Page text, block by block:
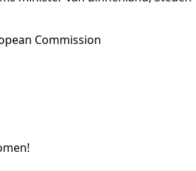
Commission